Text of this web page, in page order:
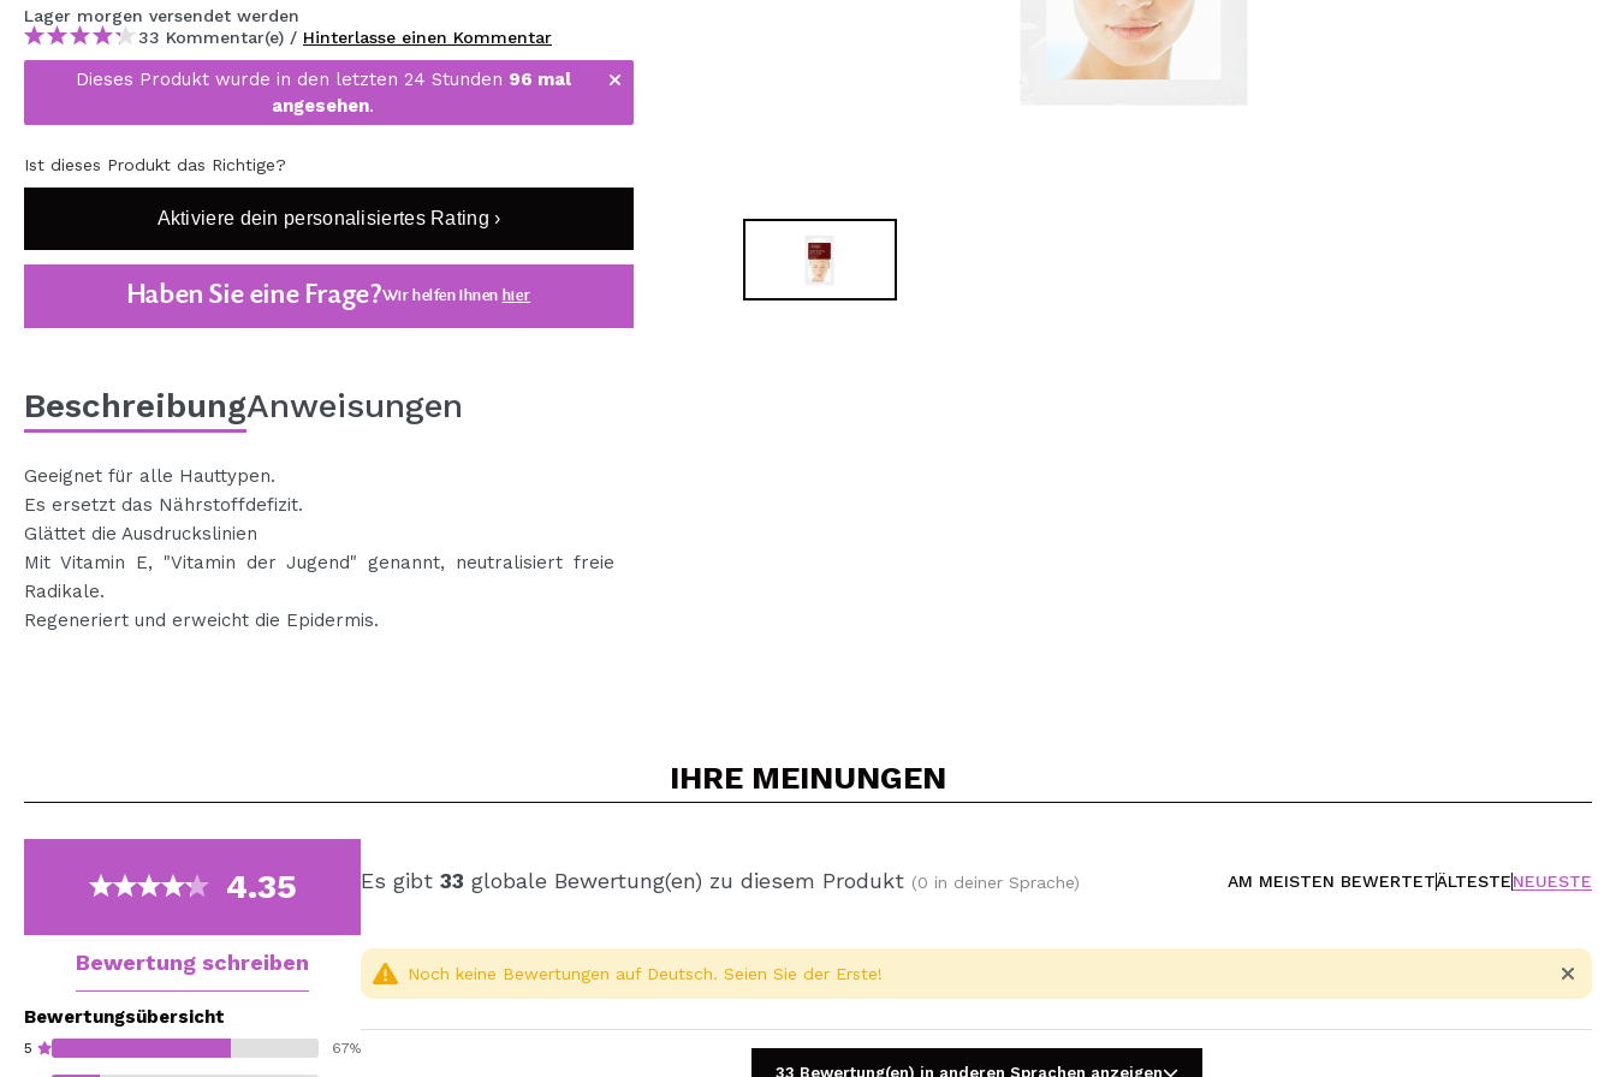
MAQUIFARMA
KOREA ZONE
TRAVEL SIZE
NATURE
SPECIALS
OUTLET
BALD VERFÜGBAR
BLOG
bisherigen Vorgänge einsehen.
Lager morgen versendet werden
33 Kommentar(e) / Hinterlasse einen Kommentar
Dieses Produkt wurde in den letzten 24 Stunden 96 mal
angesehen.
Ist dieses Produkt das Richtige?
Aktiviere dein personalisiertes Rating ›
Haben Sie eine Frage?Wir helfen Ihnen hier
BeschreibungAnweisungen
Geeignet für alle Hauttypen.
Es ersetzt das Nährstoffdefizit.
Glättet die Ausdruckslinien
Mit Vitamin E, "Vitamin der Jugend" genannt, neutralisiert freie
Radikale.
Regeneriert und erweicht die Epidermis.
IHRE MEINUNGEN
4.35
Bewertung schreiben
Bewertungsübersicht
5 67%
Es gibt 33 globale Bewertung(en) zu diesem Produkt (0 in deiner Sprache) AM MEISTEN BEWERTETÄLTESTENEUESTE
Noch keine Bewertungen auf Deutsch. Seien Sie der Erste!
33 Bewertung(en) in anderen Sprachen anzeigen